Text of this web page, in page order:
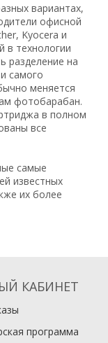
вариантах,
офисной
Kyocera и
в технологии
разделение на
самого
меняется
фотобарабан.
в полном
все
самые
известных
их более
КАБИНЕТ
программа